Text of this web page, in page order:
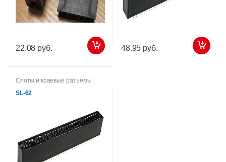
22.08 руб. 48.95 руб.
Слоты и краевые разъёмы
SL-62